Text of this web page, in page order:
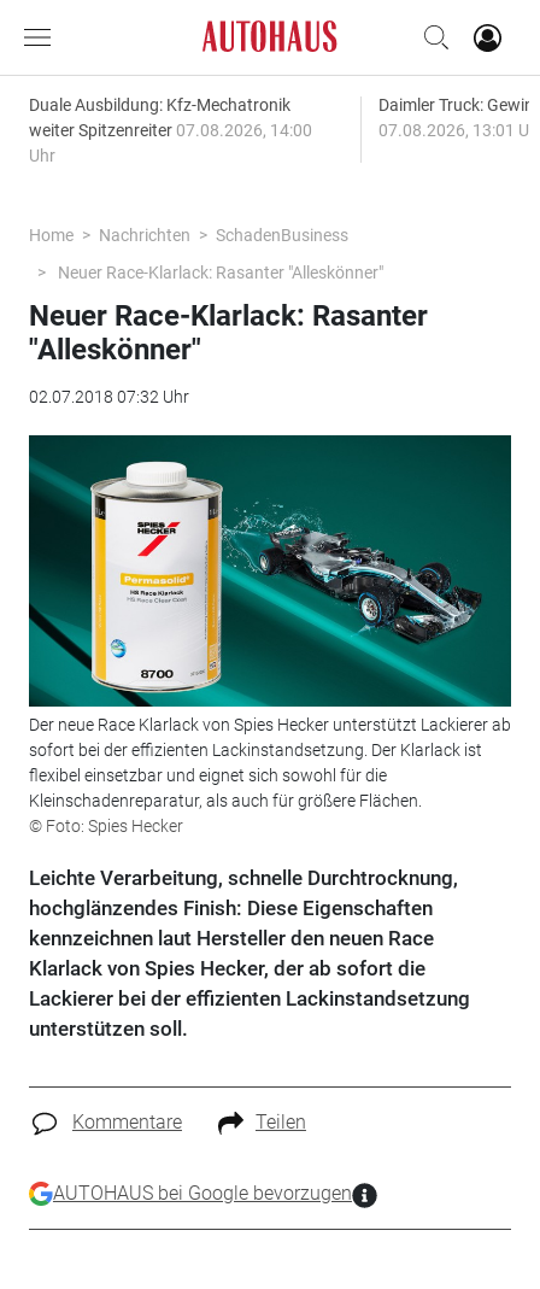
Duale Ausbildung: Kfz-Mechatronik
weiter Spitzenreiter 07.08.2026, 14:00
Uhr
Daimler Truck:
07.08.2026, 13:01
Home Nachrichten
SchadenBusiness
Neuer Race-Klarlack: Rasanter "Alleskönner"
Neuer Race-Klarlack: Rasanter
"Alleskönner"
02.07.2018 07:32 Uhr
Der neue Race Klarlack von Spies Hecker unterstützt Lackierer ab
sofort bei der effizienten Lackinstandsetzung. Der Klarlack ist
flexibel einsetzbar und eignet sich sowohl für die
Kleinschadenreparatur, als auch für größere Flächen.
© Foto: Spies Hecker
Leichte Verarbeitung, schnelle Durchtrocknung,
hochglänzendes Finish: Diese Eigenschaften
kennzeichnen laut Hersteller den neuen Race
Klarlack von Spies Hecker, der ab sofort die
Lackierer bei der effizienten Lackinstandsetzung
unterstützen soll.
Kommentare Teilen
AUTOHAUS bei Google bevorzugen